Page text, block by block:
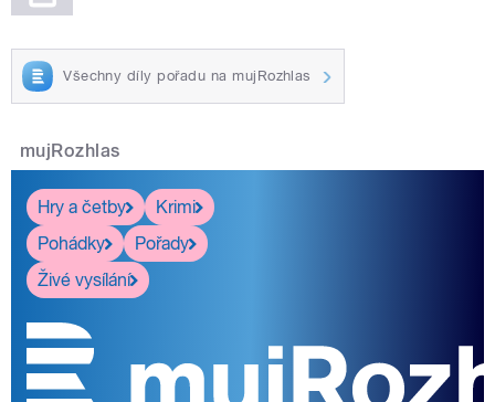
Všechny díly pořadu na mujRozhlas
mujRozhlas
Hry a četby
Krimi
Pohádky
Pořady
Živé vysílání